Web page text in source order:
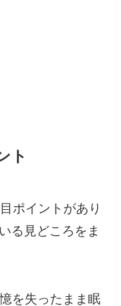
ト
ポイントがあり
る見どころをま
を失ったまま眠